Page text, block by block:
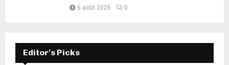
6 août 2026 0
Editor's Picks